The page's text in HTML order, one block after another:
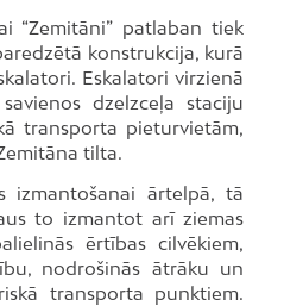
“Zemitāni” patlaban tiek
konstrukcija, kurā
Eskalatori virzienā
dzelzceļa staciju
transporta pieturvietām,
tilta.
izmantošanai ārtelpā, tā
to izmantot arī ziemas
ērtības cilvēkiem,
nodrošinās ātrāku un
transporta punktiem.